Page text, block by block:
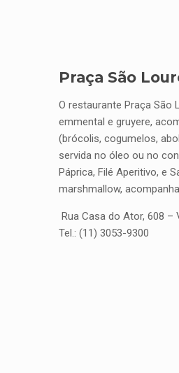
Praça São
O restaurante Praça São
emmental e gruyere,
(brócolis, cogumelos,
servida no óleo ou no
Páprica, Filé Aperitivo, e
marshmallow,
Rua Casa do Ator, 608 –
Tel.: (11) 3053-9300